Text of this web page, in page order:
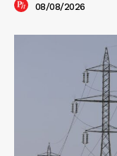
08/08/2026